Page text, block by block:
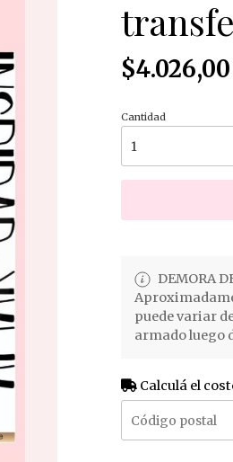
$4.026,00
Cantidad
DEMORA
puede variar
armado luego
Calculá el